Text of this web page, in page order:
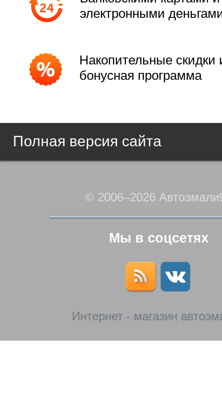
электронными
Накопительные скидки
бонусная программа
Полная версия сайта
© 2006–2026
Мы в соцсетях
Интернет - магазин